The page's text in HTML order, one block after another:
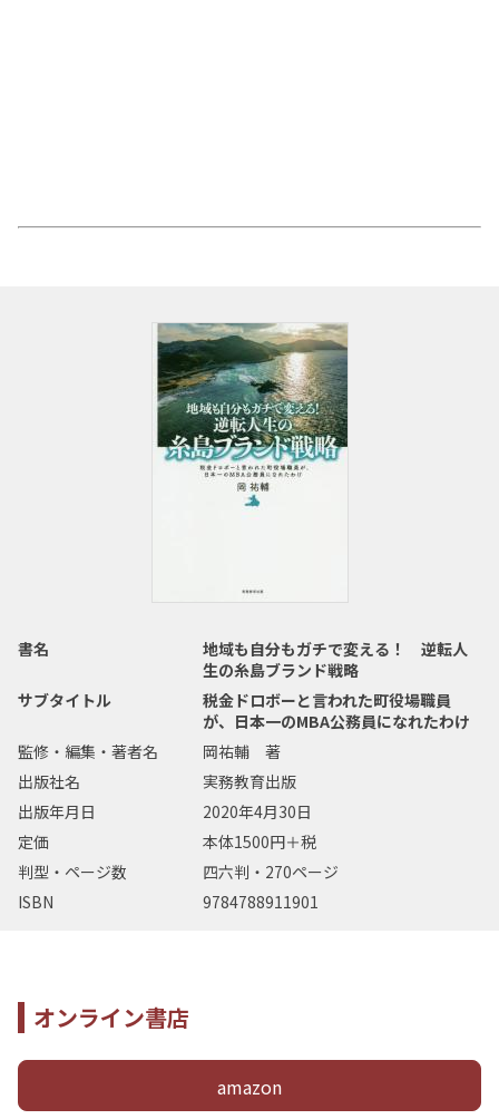
書名
地域も自分もガチで変える！ 逆転人
生の糸島ブランド戦略
サブタイトル
税金ドロボーと言われた町役場職員
が、日本一のMBA公務員になれたわけ
監修・編集・著者名
岡祐輔 著
出版社名
実務教育出版
出版年月日
2020年4月30日
定価
本体1500円＋税
判型・ページ数
四六判・270ページ
ISBN
9784788911901
オンライン書店
amazon